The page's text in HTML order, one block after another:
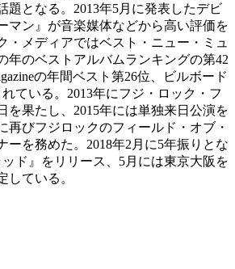
題となる。2013年5月に発表したデビ
マン』が音楽媒体などから高い評価を
・メディアではベスト・ニュー・ミュ
年のベストアルバムランキングの第42
の年間ベスト第26位、ビルボード
ている。2013年にフジ・ロック・フ
を果たし、2015年には単独来日公演を
再びフジロックのフィールド・オブ・
ーを務めた。2018年2月に5年振りとな
ド』をリリース、5月には東京大阪を
している。